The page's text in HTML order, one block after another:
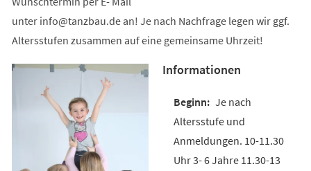
unter info tanzbau dean! Je nach Nachfrage legen wir ggf.
Altersstufen zusammen auf eine gemeinsame Uhrzeit!
Informationen
Je nach
Altersstufe und
Anmeldungen. 10-11.30
Uhr 3- 6 Jahre 11.30-13